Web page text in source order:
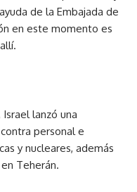
de la Embajada de
en este momento es
lanzó una
personal e
y nucleares, además
Teherán.